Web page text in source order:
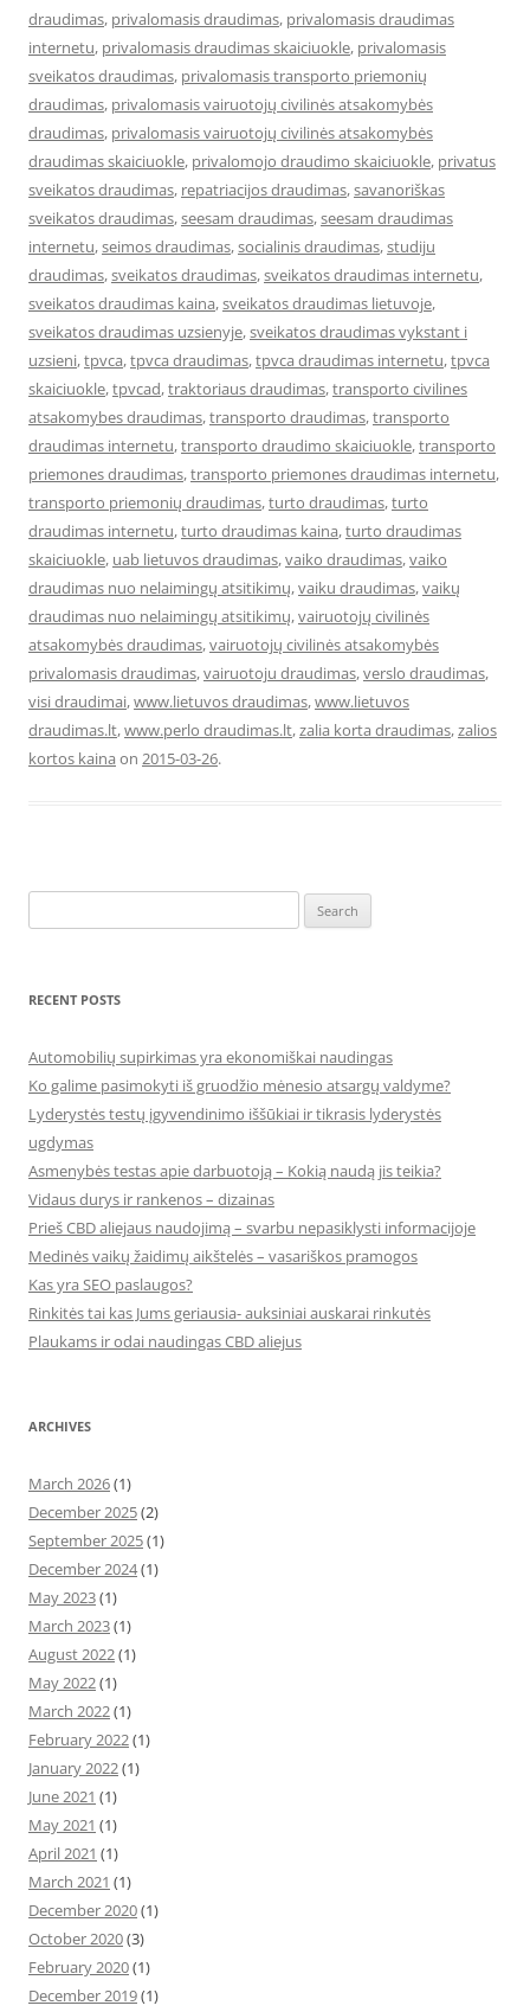
draudimas, privalomasis draudimas, privalomasis draudimas
internetu, privalomasis draudimas skaiciuokle, privalomasis
sveikatos draudimas, privalomasis transporto priemonių
draudimas, privalomasis vairuotojų civilinės atsakomybės
draudimas, privalomasis vairuotojų civilinės atsakomybės
draudimas skaiciuokle, privalomojo draudimo skaiciuokle, privatus
sveikatos draudimas, repatriacijos draudimas,savanoriškas
sveikatos draudimas,seesam draudimas,seesam draudimas
internetu,seimos draudimas,socialinis draudimas,studiju
draudimas,sveikatos draudimas,sveikatos draudimas internetu,
sveikatos draudimas kaina,sveikatos draudimas lietuvoje,
sveikatos draudimas uzsienyje,sveikatos draudimas vykstant i
uzsieni,tpvca,tpvca draudimas,tpvca draudimas internetu,tpvca
skaiciuokle,tpvcad,traktoriaus draudimas,transporto civilines
atsakomybes draudimas,transporto draudimas,transporto
draudimas internetu,transporto draudimo skaiciuokle,transporto
priemones draudimas,transporto priemones draudimas internetu,
transporto priemonių draudimas,turto draudimas,turto
draudimas internetu,turto draudimas kaina,turto draudimas
skaiciuokle, uab lietuvos draudimas,vaiko draudimas,vaiko
draudimas nuo nelaimingų atsitikimų,vaiku draudimas,vaikų
draudimas nuo nelaimingų atsitikimų,vairuotojų civilinės
atsakomybės draudimas,vairuotojų civilinės atsakomybės
privalomasis draudimas,vairuotoju draudimas,verslo draudimas,
visi draudimai,www.lietuvos draudimas,www.lietuvos
draudimas.lt,www.perlo draudimas.lt,zalia korta draudimas,zalios
kortos kaina on 2015-03-26.
for:
RECENT POSTS
Automobilių supirkimas yra ekonomiškai naudingas
Ko galime pasimokyti iš gruodžio mėnesio atsargų valdyme?
Lyderystės testų įgyvendinimo iššūkiai ir tikrasis lyderystės
ugdymas
Asmenybės testas apie darbuotoją – Kokią naudą jis teikia?
Vidaus durys ir rankenos – dizainas
Prieš CBD aliejaus naudojimą – svarbu nepasiklysti informacijoje
Medinės vaikų žaidimų aikštelės – vasariškos pramogos
Kas yra SEO paslaugos?
Rinkitės tai kas Jums geriausia- auksiniai auskarai rinkutės
Plaukams ir odai naudingas CBD aliejus
ARCHIVES
March 2026(1)
December 2025(2)
September 2025(1)
December 2024(1)
May 2023(1)
March 2023(1)
August 2022(1)
May 2022(1)
March 2022(1)
February 2022(1)
January 2022(1)
June 2021 (1)
May 2021 (1)
April 2021 (1)
March 2021 (1)
December 2020(1)
October 2020(3)
February 2020(1)
December 2019(1)